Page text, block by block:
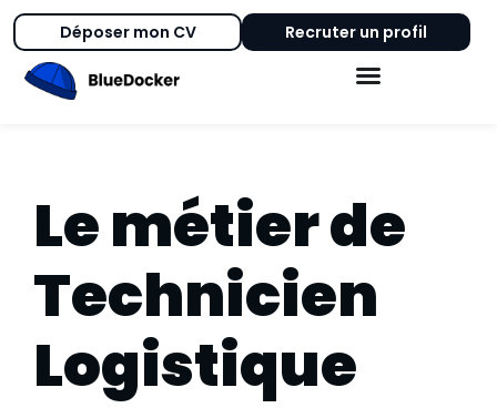
Déposer mon CV Recruter un profil
Le métier de
Technicien
Logistique